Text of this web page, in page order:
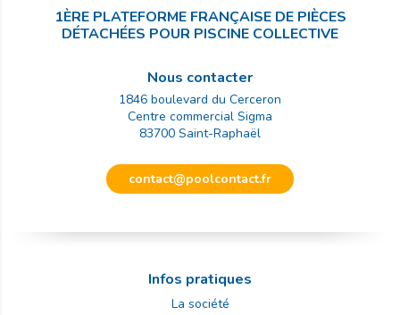
1ÈRE PLATEFORME FRANÇAISE DE PIÈCES
DÉTACHÉES POUR PISCINE COLLECTIVE
Nous contacter
1846 boulevard du Cerceron
Centre commercial Sigma
83700 Saint-Raphaël
contact@poolcontact.fr
Infos pratiques
La société